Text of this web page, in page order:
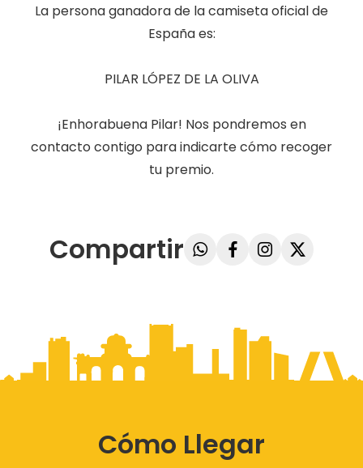
La persona ganadora de la camiseta oficial de
España es:
PILAR LÓPEZ DE LA OLIVA
¡Enhorabuena Pilar! Nos pondremos en
contacto contigo para indicarte cómo recoger
tu premio.
Compartir
Cómo Llegar